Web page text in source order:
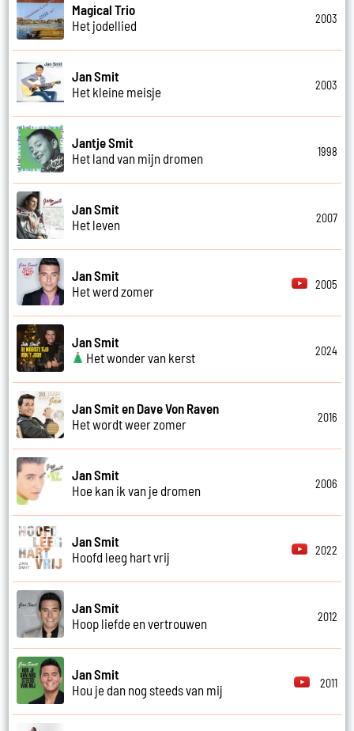
Magical Trio
Het jodellied
2003
Jan Smit
Het kleine meisje
2003
Jantje Smit
Het land van mijn dromen
1998
Jan Smit
Het leven
2007
Jan Smit
Het werd zomer
2005
Jan Smit
Het wonder van kerst
2024
Jan Smit en Dave Von Raven
Het wordt weer zomer
2016
Jan Smit
Hoe kan ik van je dromen
2006
Jan Smit
Hoofd leeg hart vrij
2022
Jan Smit
Hoop liefde en vertrouwen
2012
Jan Smit
Hou je dan nog steeds van mij
2011